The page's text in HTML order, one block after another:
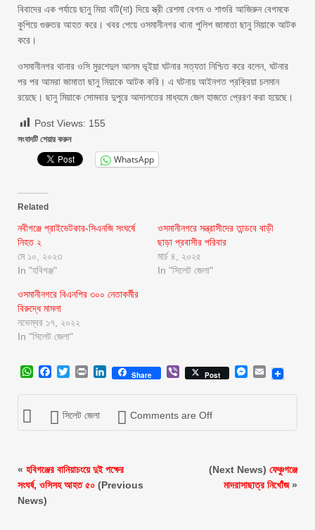
বিবাদের এক পর্যায়ে ছানু মিয়া বটি(দা) দিয়ে স্ত্রী রেশমা বেগম ও শাশুরি আজিরুন বেগমকে
কুপিয়ে গুরুতর আহত করে। খবর পেয়ে ওসমানীনগর থানা পুলিশ জামাতা ছানু মিয়াকে আটক
করে।
ওসমানীনগর থানার ওসি মুরশেদুল আলম ভূইয়া ঘটনার সত্যতা নিশ্চিত করে বলেন, ঘটনার
পর পর আমরা জামাতা ছানু মিয়াকে আটক করি। এ ঘটনায় আইনগত প্রক্রিয়া চলমান
রয়েছে। ছানু মিয়াকে সোমবার দুপুরে আদালতের মাধ্যমে জেল হাজতে প্রেরণ করা হয়েছে।
Post Views: 155
সংবাদটি শেয়ার করুন
WhatsApp
Related
নবীগঞ্জে প্রাইভেটকার-সিএনজি সংঘর্ষে
নিহত ২
মে ১০, ২০২৩
In "হবিগঞ্জ"
ওসমানীনগরে সন্ত্রাসীদের তান্ডবে বাড়ী
ছাড়া প্রবাসীর পরিবার
মার্চ ৪, ২০২৫
In "সিলেট জেলা"
ওসমানীনগরে বিএনপির ৩০০ নেতাকর্মীর
বিরুদ্ধে মামলা
নভেম্বর ১৭, ২০২২
In "সিলেট জেলা"
WhatsApp
Facebook
Twitter
Print LinkedIn
Share ViberPost Messenger
Email
সিলেট জেলা Comments are Off
« হবিগঞ্জের বানিয়াচংয়ে দুই পক্ষের
সংঘর্ষ, ওসিসহ আহত ৫০ (Previous
News)
(Next News) ফেঞ্চুগঞ্জে
মাদরাসাছাত্র নিখোঁজ»